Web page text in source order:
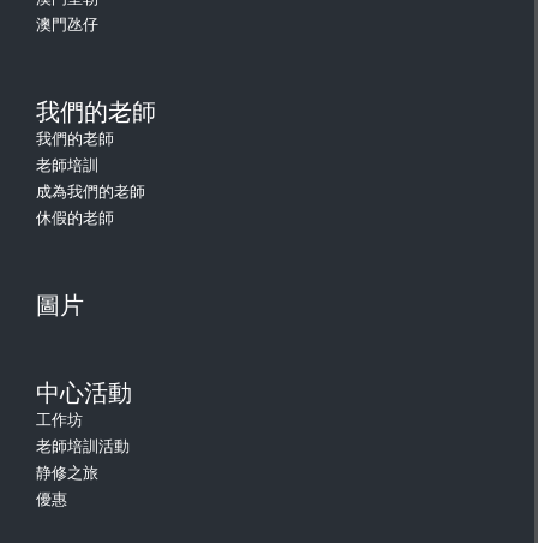
澳門氹仔
我們的老師
我們的老師
老師培訓
成為我們的老師
休假的老師
圖片
中心活動
工作坊
老師培訓活動
静修之旅
優惠